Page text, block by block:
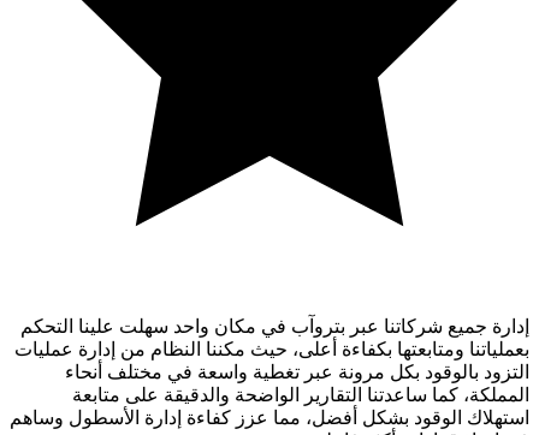
إدارة جميع شركاتنا عبر بتروآب في مكان واحد سهلت علينا التحكم
بعملياتنا ومتابعتها بكفاءة أعلى، حيث مكننا النظام من إدارة عمليات
التزود بالوقود بكل مرونة عبر تغطية واسعة في مختلف أنحاء
المملكة، كما ساعدتنا التقارير الواضحة والدقيقة على متابعة
استهلاك الوقود بشكل أفضل، مما عزز كفاءة إدارة الأسطول وساهم